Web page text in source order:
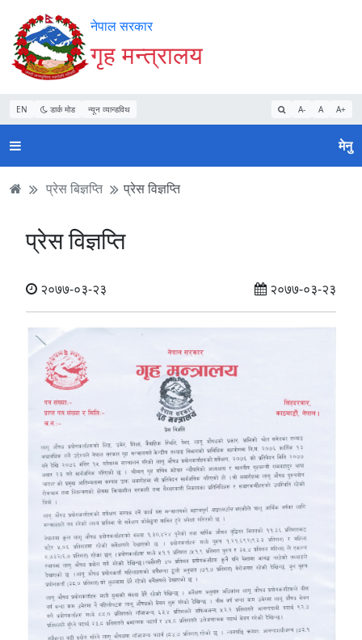
Accessibility
Mode
सुरु
गर्नुहोस्
सामाग्री
पढ्नुहाेस्
नेभिगेसन
पढ्नुहाेस्
वेबसाइट
खोजमा
जानुहोस्
नेपाल सरकार
गृह मन्त्रालय
EN डार्क मोड न्यून व्यान्डविथ A- A A+
मेनु
प्रेस बिज्ञप्ति प्रेस विज्ञप्ति
प्रेस विज्ञप्ति
२०७७-०३-२३ २०७७-०३-२३